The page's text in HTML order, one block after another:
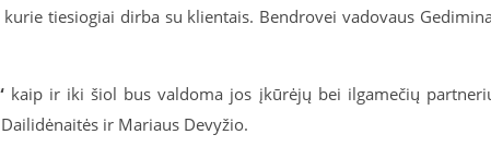
tiesiogiai dirba su klientais. Bendrovei vadovaus
kaip ir iki šiol bus valdoma jos įkūrėjų bei ilgamečių
ir Mariaus Devyžio.